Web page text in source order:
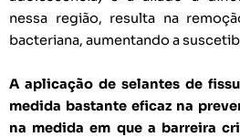
nessa região, resulta na
bacteriana, aumentando a
A aplicação de selantes de
medida bastante eficaz na
na medida em que a barreira